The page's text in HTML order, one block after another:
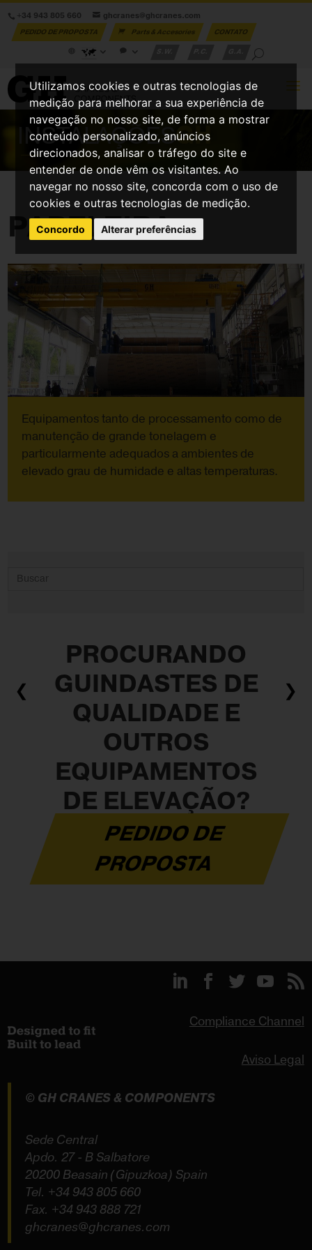
Utilizamos cookies e outras tecnologias de
medição para melhorar a sua experiência de
navegação no nosso site, de forma a mostrar
conteúdo personalizado, anúncios
direcionados, analisar o tráfego do site e
entender de onde vêm os visitantes. Ao
navegar no nosso site, concorda com o uso de
cookies e outras tecnologias de medição.
Concordo Alterar preferências
+34 943 805 660 ghcranes@ghcranes.com
PEDIDO DE PROPOSTA Parts & Accesories
CONTATO
INSTALAÇÕESGH
PAPELEIRA
Equipamentos tanto de processamento como de
manutenção de grande tonelagem e
particularmente adequados a ambientes de
elevado grau de humidade e altas temperaturas.
❮ ❯
PROCURANDO
GUINDASTES DE
QUALIDADE E
OUTROS
EQUIPAMENTOS
DE ELEVAÇÃO?
PEDIDO DE
PROPOSTA
Compliance Channel
Aviso Legal
© GH CRANES & COMPONENTS
Sede Central
Apdo. 27 - B Salbatore
20200 Beasain (Gipuzkoa) Spain
Tel. +34 943 805 660
Fax. +34 943 888 721
ghcranes@ghcranes.com